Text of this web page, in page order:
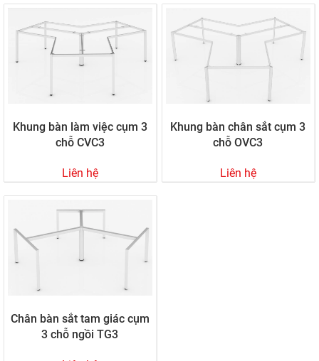
Khung bàn làm việc cụm 3
chỗ CVC3
Liên hệ
Khung bàn chân sắt cụm 3
chỗ OVC3
Liên hệ
Chân bàn sắt tam giác cụm
3 chỗ ngồi TG3